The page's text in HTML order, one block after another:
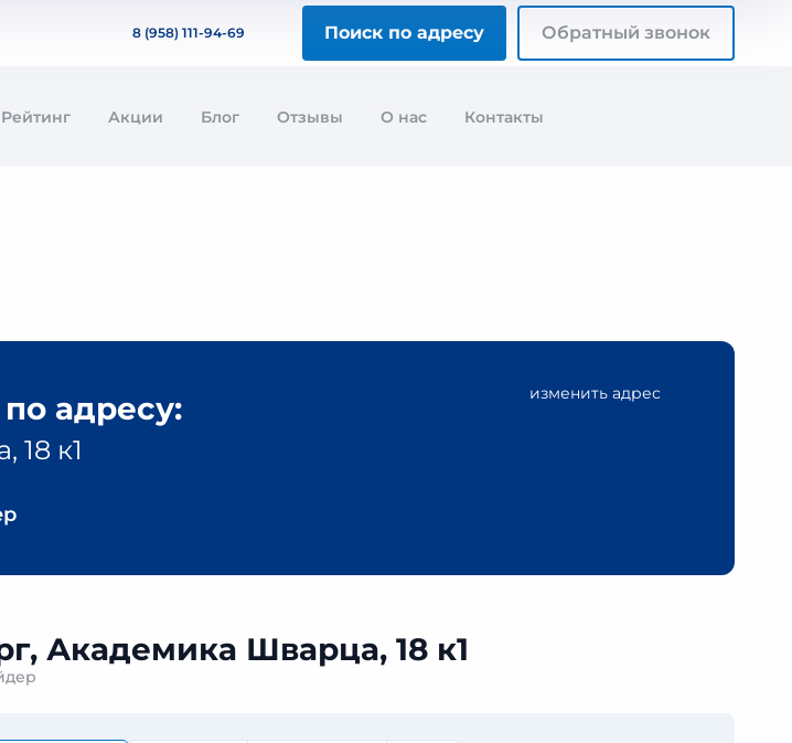
8 (958) 111-94-69 Поиск по адресу Обратный звонок
Рейтинг Акции Блог Отзывы О нас Контакты
изменить адрес
адресу:
18 к1
Академика Шварца, 18 к1